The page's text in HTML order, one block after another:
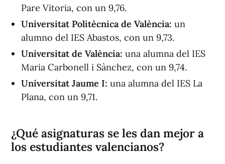
Pare Vitoria, con un 9,76.
Universitat Politècnica de València: un
alumno del IES Abastos, con un 9,73.
Universitat de València: una alumna del IES
Maria Carbonell i Sànchez, con un 9,74.
Universitat Jaume I: una alumna del IES La
Plana, con un 9,71.
¿Qué asignaturas se les dan mejor a
los estudiantes valencianos?